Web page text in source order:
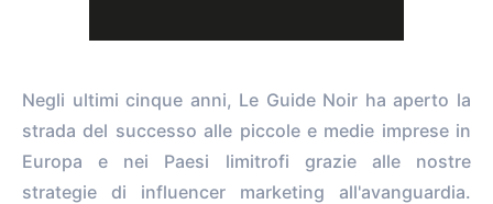
Negli ultimi cinque anni, Le Guide Noir ha aperto la
strada del successo alle piccole e medie imprese in
Europa e nei Paesi limitrofi grazie alle nostre
strategie di influencer marketing all'avanguardia.